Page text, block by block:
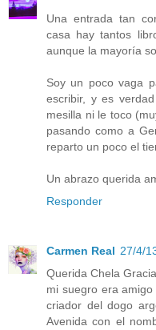
Una entrada tan
casa hay tantos
aunque la mayoría
Soy un poco vaga
escribir, y es
mesilla ni le toco
pasando como a
reparto un poco el
Un abrazo querida
Responder
Carmen Real 27/4/
Querida Chela
mi suegro era
criador del dogo
Avenida con el